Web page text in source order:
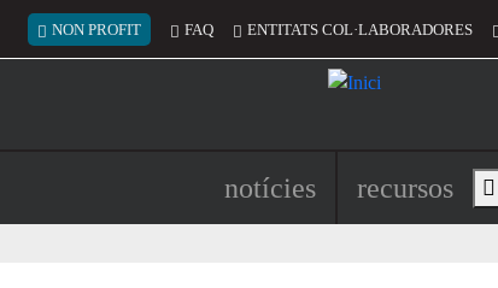
Menú del compte d'usuari
NON PROFIT FAQ ENTITATS COL·LABORADORES
Navegació principal
notícies recursos